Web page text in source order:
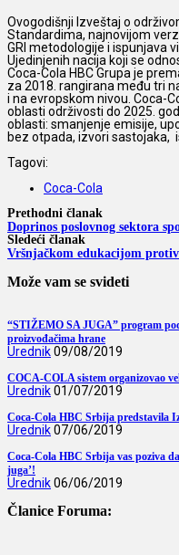
Ovogodišnji Izveštaj o
Standardima, najnovijom
GRI metodologije i ispunjava
Ujedinjenih nacija koji se
Coca-Cola HBC Grupa je
za 2018. rangirana među tri
i na evropskom nivou. Coca-
oblasti održivosti do 2025.
oblasti: smanjenje emisije,
bez otpada, izvori sastojaka,
Tagovi:
Coca-Cola
Prethodni članak
Doprinos poslovnog sektora
Sledeći članak
Vršnjačkom edukacijom
Može vam se svideti
“STIŽEMO SA JUGA” program
proizvođačima hrane
Urednik09/08/2019
COCA-COLA sistem organizovao
Urednik01/07/2019
Coca-Cola HBC Srbija predstavila
Urednik07/06/2019
Coca-Cola HBC Srbija vas poziva
juga’!
Urednik06/06/2019
Članice Foruma: